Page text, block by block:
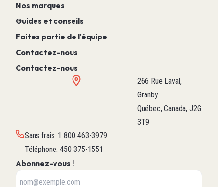
Nos marques
Guides et conseils
Faites partie de l'équipe
Contactez-nous
Contactez-nous
266 Rue Laval,
Granby
Québec, Canada, J2G
3T9
Sans frais: 1 800 463-3979
Téléphone: 450 375-1551
Abonnez-vous !